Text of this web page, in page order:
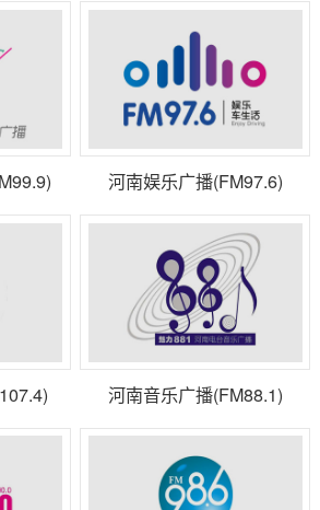
河南娱乐广播(FM97.6)
河南音乐广播(FM88.1)